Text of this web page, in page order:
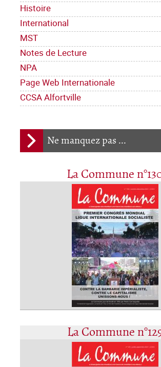
Histoire
International
MST
Notes de Lecture
NPA
Page Web Internationale
CCSA Alfortville
Ne manquez pas ...
La Commune
La Commune